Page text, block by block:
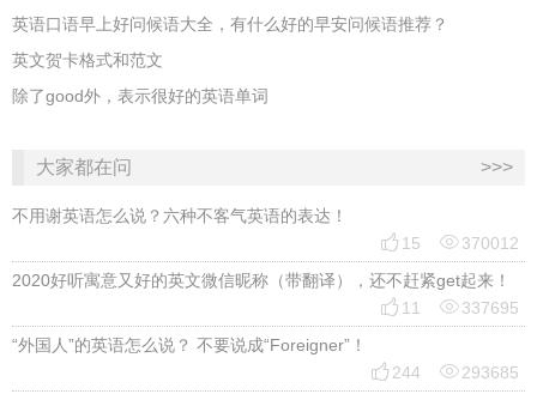
英语口语早上好问候语大全，有什么好的早安问候语推荐？
英文贺卡格式和范文
除了good外，表示很好的英语单词
大家都在问 >>>
不用谢英语怎么说？六种不客气英语的表达！
 15 370012
2020好听寓意又好的英文微信昵称（带翻译），还不赶紧get起来！
 11 337695
“外国人”的英语怎么说？ 不要说成“Foreigner”！
 244 293685